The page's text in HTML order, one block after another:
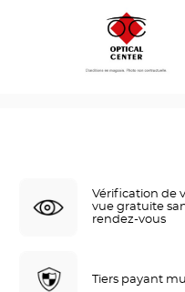
Vérification de
vue gratuite
rendez-vous
Tiers payant